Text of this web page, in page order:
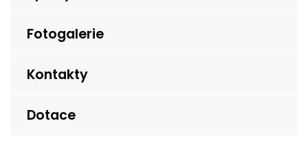
Fotogalerie
Kontakty
Dotace